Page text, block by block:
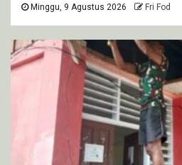
Minggu, 9 Agustus 2026 Fri Fod